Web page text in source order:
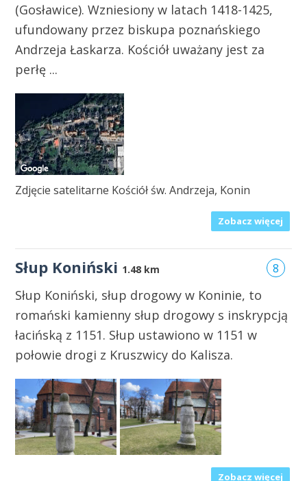
(Gosławice). Wzniesiony w latach 1418-1425,
ufundowany przez biskupa poznańskiego
Andrzeja Łaskarza. Kościół uważany jest za
perłę ...
Zdjęcie satelitarne Kościół św. Andrzeja, Konin
Zobacz więcej
Słup Koniński 8
1.48 km
Słup Koniński, słup drogowy w Koninie, to
romański kamienny słup drogowy s inskrypcją
łacińską z 1151. Słup ustawiono w 1151 w
połowie drogi z Kruszwicy do Kalisza.
Zobacz więcej